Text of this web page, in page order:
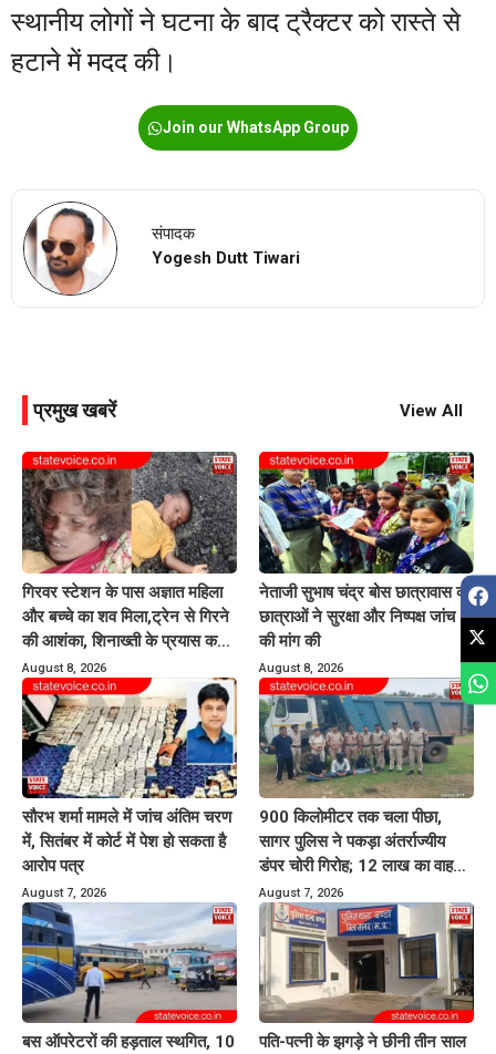
स्थानीय लोगों ने घटना के बाद ट्रैक्टर को रास्ते से
हटाने में मदद की।
Join our WhatsApp Group
संपादक
Yogesh Dutt Tiwari
प्रमुख खबरें View All
गिरवर स्टेशन के पास अज्ञात महिला
और बच्चे का शव मिला,ट्रेन से गिरने
की आशंका, शिनाख्ती के प्रयास कर
रही पुलिस
August 8, 2026
नेताजी सुभाष चंद्र बोस छात्रावास की
छात्राओं ने सुरक्षा और निष्पक्ष जांच
की मांग की
August 8, 2026
सौरभ शर्मा मामले में जांच अंतिम चरण
में, सितंबर में कोर्ट में पेश हो सकता है
आरोप पत्र
August 7, 2026
900 किलोमीटर तक चला पीछा,
सागर पुलिस ने पकड़ा अंतर्राज्यीय
डंपर चोरी गिरोह; 12 लाख का वाहन
बरामद
August 7, 2026
बस ऑपरेटरों की हड़ताल स्थगित, 10
पति-पत्नी के झगड़े ने छीनी तीन साल